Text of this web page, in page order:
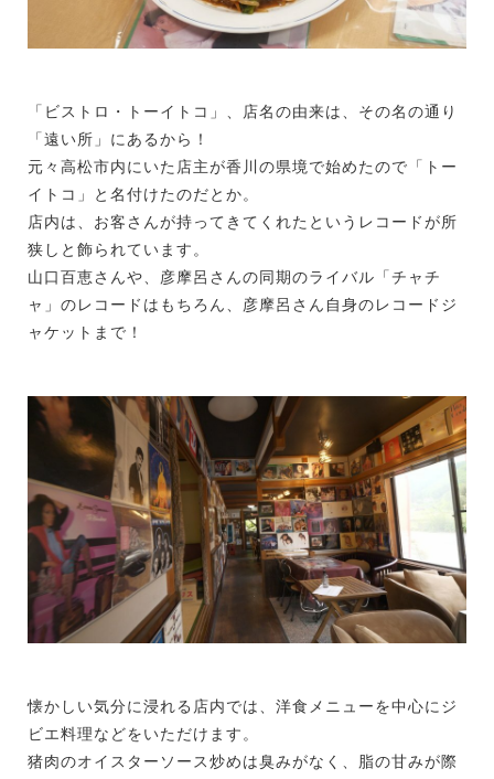
「ビストロ・トーイトコ」、店名の由来は、その名の通り
「遠い所」にあるから！
元々高松市内にいた店主が香川の県境で始めたので「トー
イトコ」と名付けたのだとか。
店内は、お客さんが持ってきてくれたというレコードが所
狭しと飾られています。
山口百恵さんや、彦摩呂さんの同期のライバル「チャチ
ャ」のレコードはもちろん、彦摩呂さん自身のレコードジ
ャケットまで！
懐かしい気分に浸れる店内では、洋食メニューを中心にジ
ビエ料理などをいただけます。
猪肉のオイスターソース炒めは臭みがなく、脂の甘みが際